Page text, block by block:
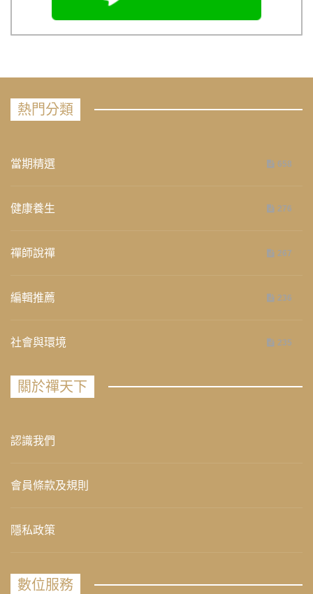
熱門分類
當期精選 658
健康養生 276
禪師說禪 267
編輯推薦 236
社會與環境 235
關於禪天下
認識我們
會員條款及規則
隱私政策
數位服務